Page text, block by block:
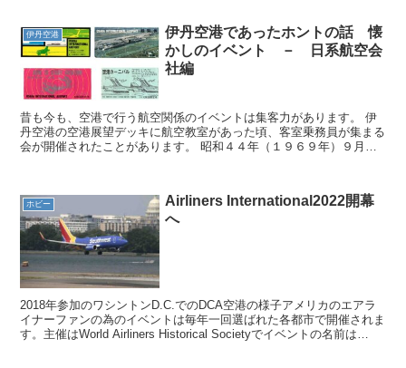
伊丹空港
伊丹空港であったホントの話 懐
かしのイベント － 日系航空会
社編
昔も今も、空港で行う航空関係のイベントは集客力があります。 伊
丹空港の空港展望デッキに航空教室があった頃、客室乗務員が集まる
会が開催されたことがあります。 昭和４４年（１９６９年）９月に
ホビー
Airliners International2022開幕
へ
2018年参加のワシントンD.C.でのDCA空港の様子アメリカのエアラ
イナーファンの為のイベントは毎年一回選ばれた各都市で開催されま
す。主催はWorld Airliners Historical Societyでイベントの名前は